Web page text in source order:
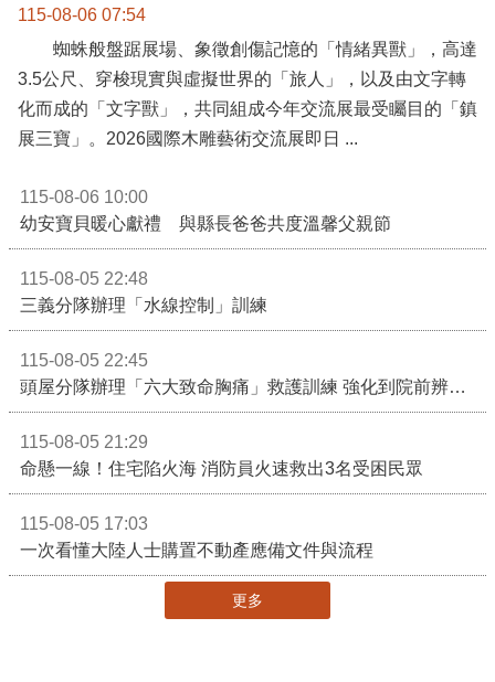
115-08-06 07:54
蜘蛛般盤踞展場、象徵創傷記憶的「情緒異獸」，高達
3.5公尺、穿梭現實與虛擬世界的「旅人」，以及由文字轉
化而成的「文字獸」，共同組成今年交流展最受矚目的「鎮
展三寶」。2026國際木雕藝術交流展即日 ...
115-08-06 10:00
幼安寶貝暖心獻禮 與縣長爸爸共度溫馨父親節
115-08-05 22:48
三義分隊辦理「水線控制」訓練
115-08-05 22:45
頭屋分隊辦理「六大致命胸痛」救護訓練 強化到院前辨識能力 提升緊急救護品質
115-08-05 21:29
命懸一線！住宅陷火海 消防員火速救出3名受困民眾
115-08-05 17:03
一次看懂大陸人士購置不動產應備文件與流程
更多